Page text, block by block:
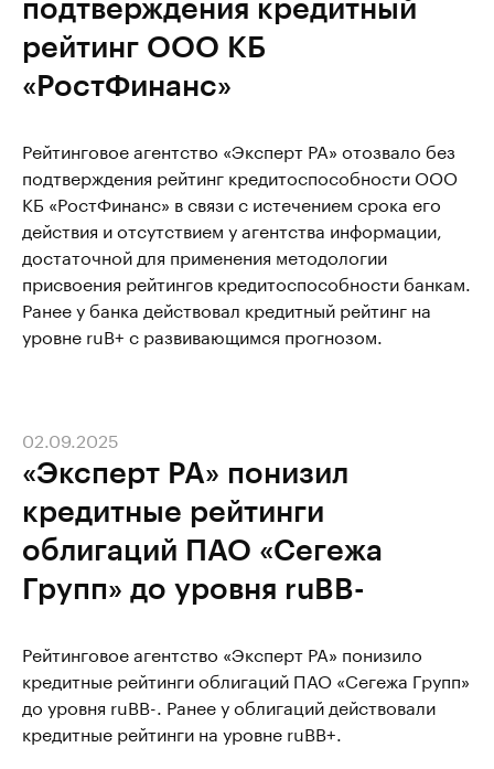
рейтинг ООО КБ
«РостФинанс»
Рейтинговое агентство «Эксперт РА» отозвало без
подтверждения рейтинг кредитоспособности ООО
КБ «РостФинанс» в связи с истечением срока его
действия и отсутствием у агентства информации,
достаточной для применения методологии
присвоения рейтингов кредитоспособности банкам.
Ранее у банка действовал кредитный рейтинг на
уровне ruB+ с развивающимся прогнозом.
«Эксперт РА» понизил
кредитные рейтинги
облигаций ПАО «Сегежа
Групп» до уровня ruBB-
02.09.2025
Рейтинговое агентство «Эксперт РА» понизило
кредитные рейтинги облигаций ПАО «Сегежа Групп»
до уровня ruBB-. Ранее у облигаций действовали
кредитные рейтинги на уровне ruBB+.